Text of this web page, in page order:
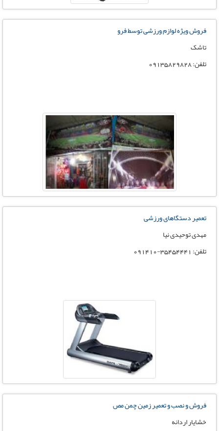
فروش ویژه لوازم ورزشی توسط فرو
تاشک
تلفن: 09135829828
تعمیر دستگاهای ورزشی
مهدی توحیدی نیا
تلفن: 35454441-091410
فروش و نصب و تعمیر زمین چمن مص
خشایار اردانه